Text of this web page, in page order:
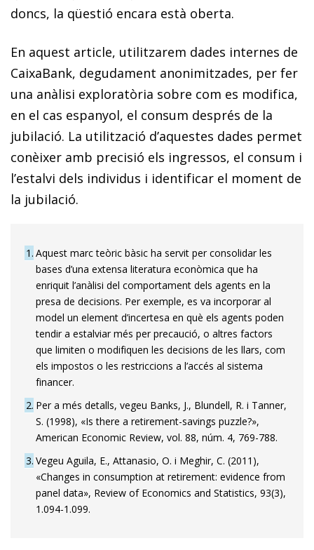
doncs, la qüestió encara està oberta.
En aquest article, utilitzarem dades internes de
CaixaBank, degudament anonimitzades, per fer
una anàlisi exploratòria sobre com es modifica,
en el cas espanyol, el consum després de la
jubilació. La utilització d’aquestes dades permet
conèixer amb precisió els ingressos, el consum i
l’estalvi dels individus i identificar el moment de
la jubilació.
1 Aquest marc teòric bàsic ha servit per consolidar les
bases d’una extensa literatura econòmica que ha
enriquit l’anàlisi del comportament dels agents en la
presa de decisions. Per exemple, es va incorporar al
model un element d’incertesa en què els agents poden
tendir a estalviar més per precaució, o altres factors
que limiten o modifiquen les decisions de les llars, com
els impostos o les restriccions a l’accés al sistema
financer.
2 Per a més detalls, vegeu Banks, J., Blundell, R. i Tanner,
S. (1998), «Is there a retirement-savings puzzle?»,
American Economic Review, vol. 88, núm. 4, 769-788.
3 Vegeu Aguila, E., Attanasio, O. i Meghir, C. (2011),
«Changes in consumption at retirement: evidence from
panel data», Review of Economics and Statistics, 93(3),
1.094-1.099.